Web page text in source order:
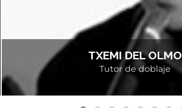
TXEMI DEL OLMO
Tutor de doblaje